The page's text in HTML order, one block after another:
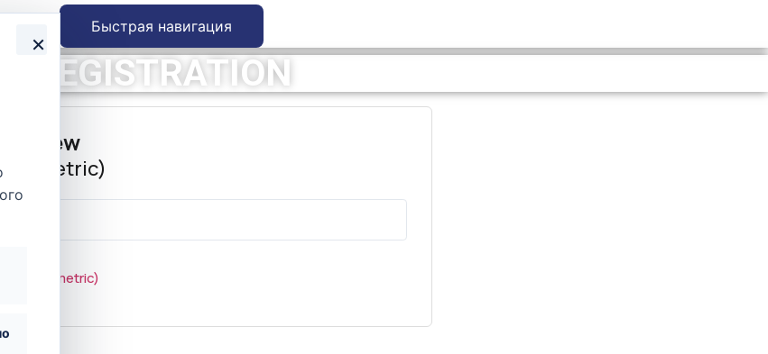
×
Быстрая навигация
REGISTRATION
(Prometric)